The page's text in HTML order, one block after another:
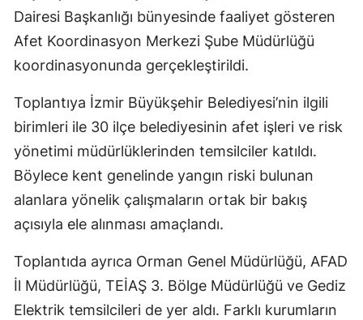
Dairesi Başkanlığı bünyesinde faaliyet gösteren
Afet Koordinasyon Merkezi Şube Müdürlüğü
koordinasyonunda gerçekleştirildi.
Toplantıya İzmir Büyükşehir Belediyesi’nin ilgili
birimleri ile 30 ilçe belediyesinin afet işleri ve risk
yönetimi müdürlüklerinden temsilciler katıldı.
Böylece kent genelinde yangın riski bulunan
alanlara yönelik çalışmaların ortak bir bakış
açısıyla ele alınması amaçlandı.
Toplantıda ayrıca Orman Genel Müdürlüğü, AFAD
İl Müdürlüğü, TEİAŞ 3. Bölge Müdürlüğü ve Gediz
Elektrik temsilcileri de yer aldı. Farklı kurumların